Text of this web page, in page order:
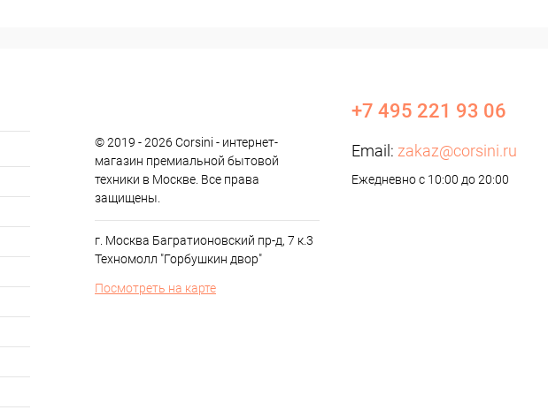
© 2019 - 2026 Corsini - интернет-
магазин премиальной бытовой
техники в Москве. Все права
защищены.
г. Москва Багратионовский пр-д, 7 к.3
Техномолл "Горбушкин двор"
Посмотреть на карте
+7 495 221 93 06
Email: zakaz@corsini.ru
Ежедневно с 10:00 до 20:00